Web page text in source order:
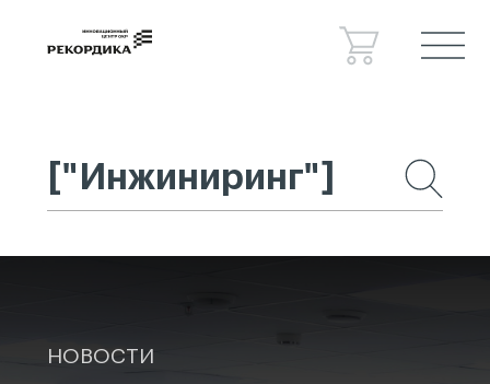
Спецпроекты
Консалтинг
Сведения об образовательной
НОВОСТИ